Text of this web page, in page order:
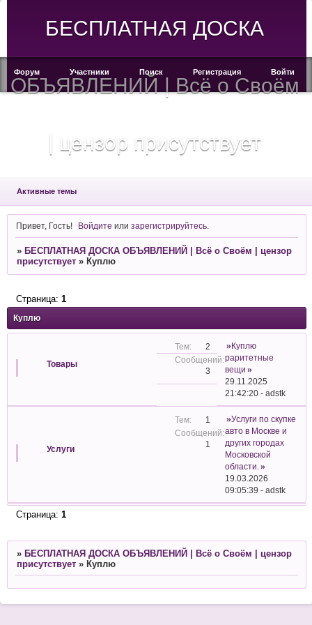
БЕСПЛАТНАЯ ДОСКА
ОБЪЯВЛЕНИЙ | Всё о Своём
| цензор присутствует
Форум Участники Поиск Регистрация Войти
Активные темы
Привет, Гость! Войдите илизарегистрируйтесь
» БЕСПЛАТНАЯ ДОСКА ОБЪЯВЛЕНИЙ | Всё о Своём | цензор
присутствует » Куплю
Куплю
Страница: 1
Товары
2
3
Куплю
раритетные
вещи
29.11.2025
21:42:20- adstk
Услуги
1
1
Услуги по скупке
авто в Москве и
других городах
Московской
области.
19.03.2026
09:05:39 - adstk
Страница: 1
» БЕСПЛАТНАЯ ДОСКА ОБЪЯВЛЕНИЙ | Всё о Своём | цензор
присутствует » Куплю